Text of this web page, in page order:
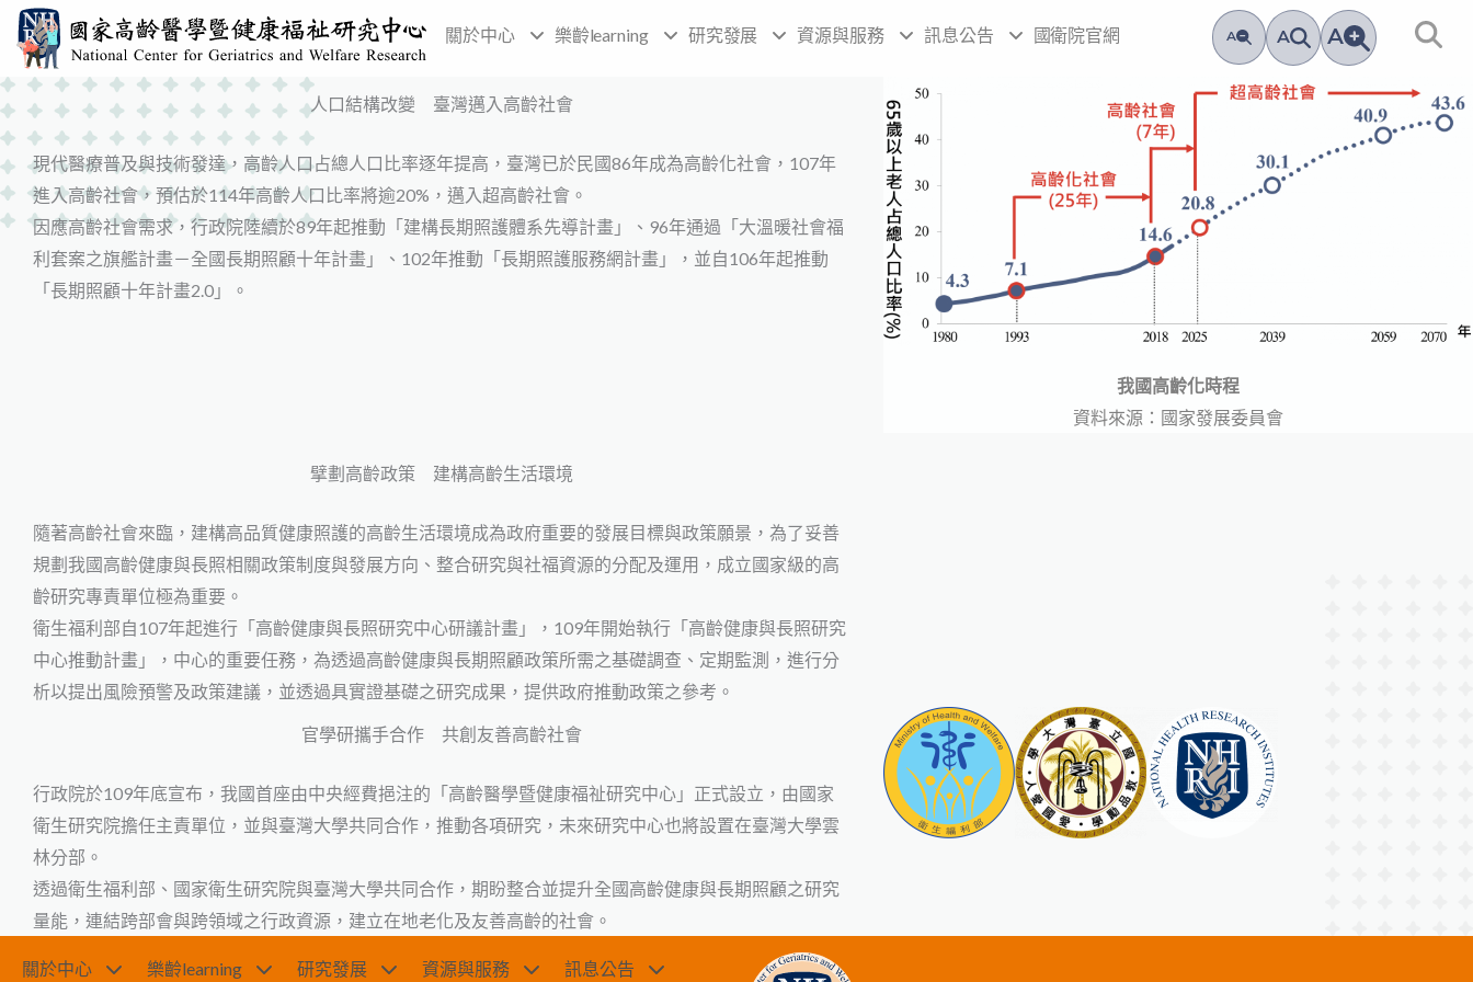
主
要
內
容
關於中心 樂齡learning 研究發展 資源與服務 訊息公告 國衛院官網 A A A
人口結構改變 臺灣邁入高齡社會
現代醫療普及與技術發達，高齡人口占總人口比率逐年提高，臺灣已於民國86年成為高齡化社會，107年
進入高齡社會，預估於114年高齡人口比率將逾20%，邁入超高齡社會。
因應高齡社會需求，行政院陸續於89年起推動「建構長期照護體系先導計畫」、96年通過「大溫暖社會福
利套案之旗艦計畫－全國長期照顧十年計畫」、102年推動「長期照護服務網計畫」，並自106年起推動
「長期照顧十年計畫2.0」。
我國高齡化時程
資料來源：國家發展委員會
擘劃高齡政策 建構高齡生活環境
隨著高齡社會來臨，建構高品質健康照護的高齡生活環境成為政府重要的發展目標與政策願景，為了妥善
規劃我國高齡健康與長照相關政策制度與發展方向、整合研究與社福資源的分配及運用，成立國家級的高
齡研究專責單位極為重要。
衛生福利部自107年起進行「高齡健康與長照研究中心研議計畫」，109年開始執行「高齡健康與長照研究
中心推動計畫」，中心的重要任務，為透過高齡健康與長期照顧政策所需之基礎調查、定期監測，進行分
析以提出風險預警及政策建議，並透過具實證基礎之研究成果，提供政府推動政策之參考。
官學研攜手合作 共創友善高齡社會
行政院於109年底宣布，我國首座由中央經費挹注的「高齡醫學暨健康福祉研究中心」正式設立，由國家
衛生研究院擔任主責單位，並與臺灣大學共同合作，推動各項研究，未來研究中心也將設置在臺灣大學雲
林分部。
透過衛生福利部、國家衛生研究院與臺灣大學共同合作，期盼整合並提升全國高齡健康與長期照顧之研究
量能，連結跨部會與跨領域之行政資源，建立在地老化及友善高齡的社會。
關於中心 樂齡learning 研究發展 資源與服務 訊息公告